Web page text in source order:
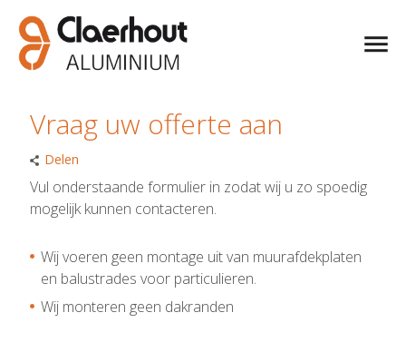
Vraag uw offerte aan
Delen
Vul onderstaande formulier in zodat wij u zo spoedig
mogelijk kunnen contacteren.
Wij voeren geen montage uit van muurafdekplaten
en balustrades voor particulieren.
Wij monteren geen dakranden